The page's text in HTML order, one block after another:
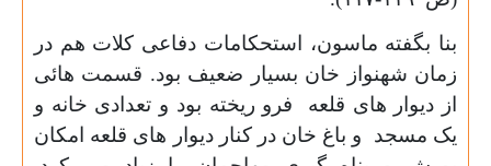
بنا بگفته ماسون، استحکامات دفاعی کلات هم در
زمان شهنواز خان بسیار ضعیف بود. قسمت هائی
از دیوار های قلعه فرو ریخته بود و تعدادی خانه و
یک مسجد و باغ خان در کنار دیوار های قلعه امکان